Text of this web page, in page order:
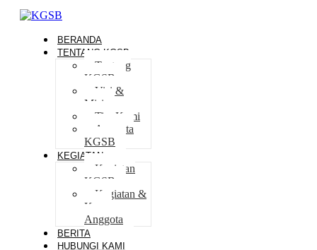
BERANDA
TENTANG KGSB
Tentang
KGSB
Visi &
Misi
Tim Kami
Anggota
KGSB
KEGIATAN
Kegiatan
KGSB
Kegiatan &
Karya
Anggota
BERITA
HUBUNGI KAMI